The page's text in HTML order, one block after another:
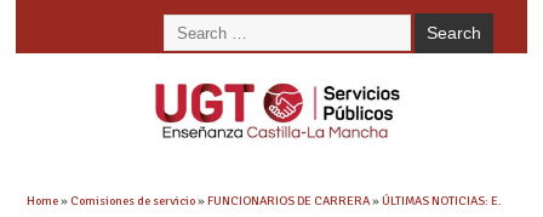
Home» Comisiones de servicio»FUNCIONARIOS DE CARRERA»ÚLTIMAS NOTICIAS: E.